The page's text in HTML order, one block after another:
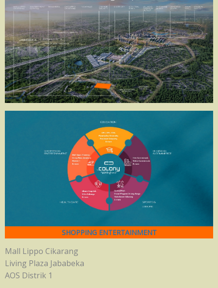
SHOPPING ENTERTAINMENT
Mall Lippo Cikarang
Living Plaza Jababeka
AOS Distrik 1